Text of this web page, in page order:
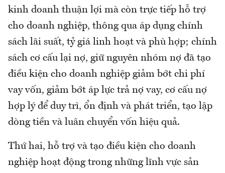
kinh doanh thuận lợi mà còn trực tiếp hỗ trợ
cho doanh nghiệp, thông qua áp dụng chính
sách lãi suất, tỷ giá linh hoạt và phù hợp; chính
sách cơ cấu lại nợ, giữ nguyên nhóm nợ đã tạo
điều kiện cho doanh nghiệp giảm bớt chi phí
vay vốn, giảm bớt áp lực trả nợ vay, cơ cấu nợ
hợp lý để duy trì, ổn định và phát triển, tạo lập
dòng tiền và luân chuyển vốn hiệu quả.
Thứ hai, hỗ trợ và tạo điều kiện cho doanh
nghiệp hoạt động trong những lĩnh vực sản